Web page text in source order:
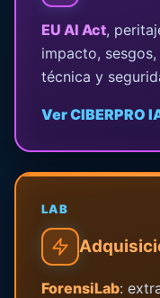
EU AI Act,
impacto,
técnica y
Ver CIBERPRO
LAB
ForensiLab: